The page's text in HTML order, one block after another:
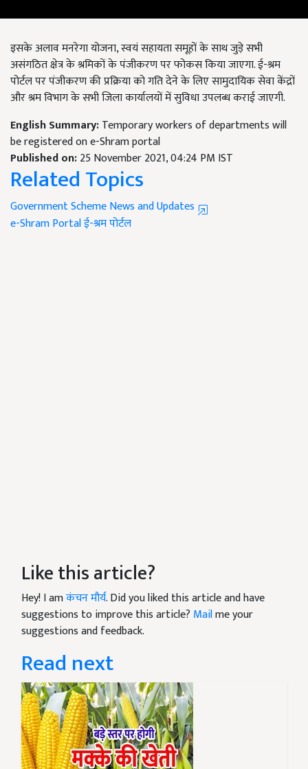
इसके अलाव मनरेगा योजना, स्वयं सहायता समूहों के साथ जुड़े सभी
असंगठित क्षेत्र के श्रमिकों के पंजीकरण पर फोकस किया जाएगा. ई-श्रम
पोर्टल पर पंजीकरण की प्रक्रिया को गति देने के लिए सामुदायिक सेवा केंद्रों
और श्रम विभाग के सभी जिला कार्यालयों में सुविधा उपलब्ध कराई जाएगी.
English Summary:Temporary workers of departments will
be registered on e-Shram portal
Published on:25 November 2021, 04:24 PM IST
Related Topics
Government Scheme News and Updates
e-Shram Portalई-श्रम पोर्टल
Like this article?
Hey! I amकंचन मौर्य. Did you liked this article and have
suggestions to improve this article? Mailme your
suggestions and feedback.
Read next